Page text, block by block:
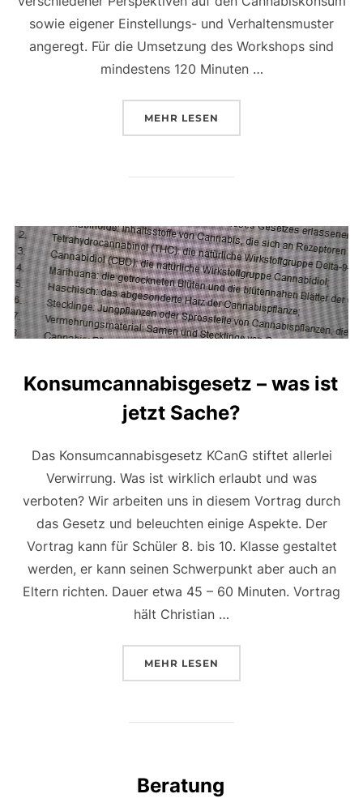
sowie eigener Einstellungs- und Verhaltensmuster
angeregt. Für die Umsetzung des Workshops sind
mindestens 120 Minuten …
MEHR ÜBER „CANNABIS QUO VADIS
LESEN
Konsumcannabisgesetz – was ist
jetzt Sache?
Das Konsumcannabisgesetz KCanG stiftet allerlei
Verwirrung. Was ist wirklich erlaubt und was
verboten? Wir arbeiten uns in diesem Vortrag durch
das Gesetz und beleuchten einige Aspekte. Der
Vortrag kann für Schüler 8. bis 10. Klasse gestaltet
werden, er kann seinen Schwerpunkt aber auch an
Eltern richten. Dauer etwa 45 – 60 Minuten. Vortrag
hält Christian …
MEHR ÜBER
LESEN
Beratung